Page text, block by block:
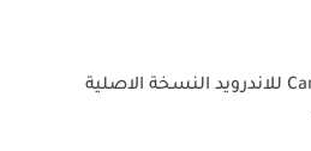
تحميل لعبة Carx street للاندرويد النسخة الاصلية